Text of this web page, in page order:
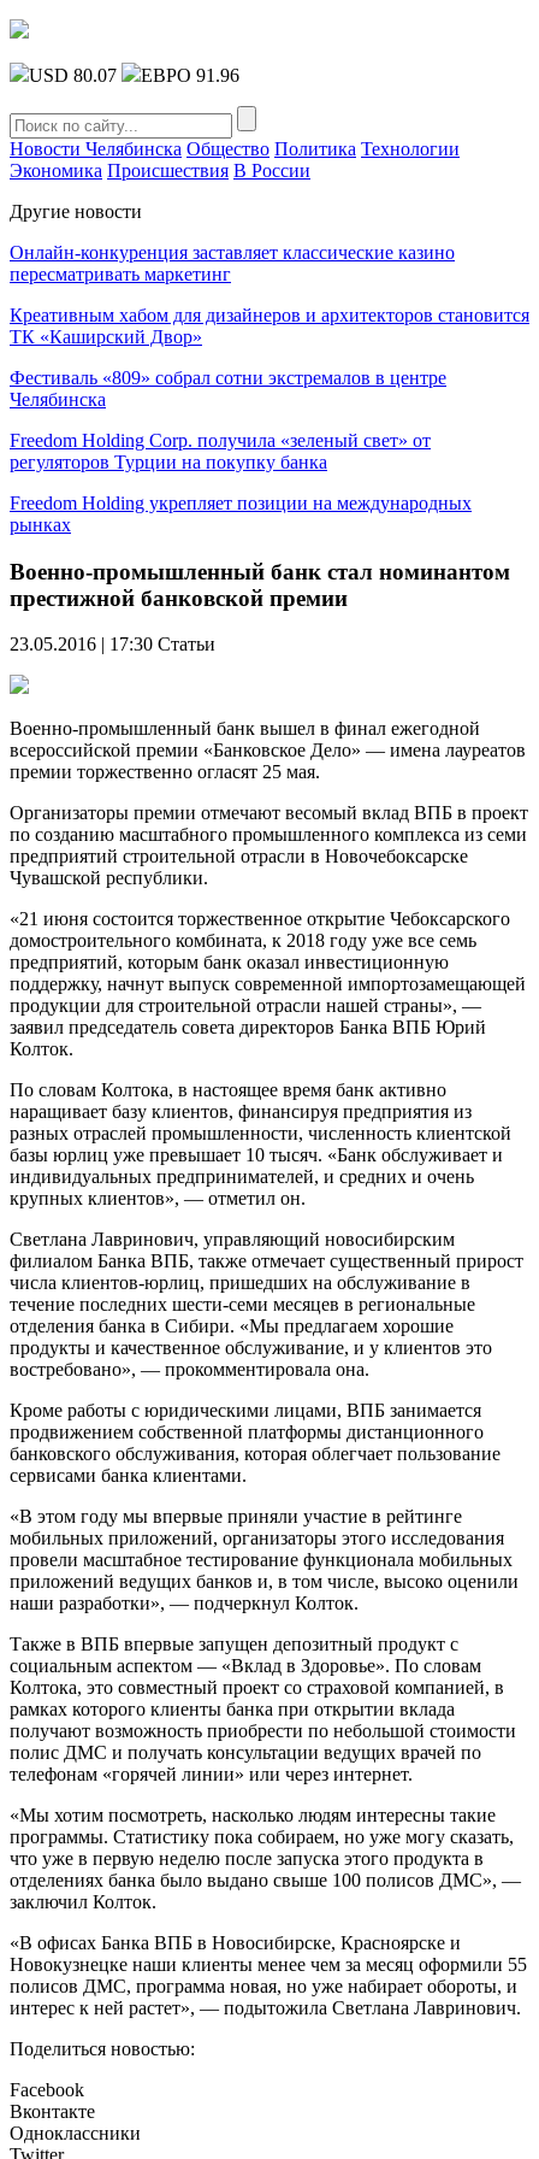
USD 80.07 ЕВРО 91.96
Новости Челябинска Общество Политика Технологии
Экономика Происшествия В России
Другие новости
Онлайн-конкуренция заставляет классические казино
пересматривать маркетинг
Креативным хабом для дизайнеров и архитекторов становится
ТК «Каширский Двор»
Фестиваль «809» собрал сотни экстремалов в центре
Челябинска
Freedom Holding Corp. получила «зеленый свет» от
регуляторов Турции на покупку банка
Freedom Holding укрепляет позиции на международных
рынках
Военно-промышленный банк стал номинантом
престижной банковской премии
23.05.2016 | 17:30 Статьи
Военно-промышленный банк вышел в финал ежегодной
всероссийской премии «Банковское Дело» — имена лауреатов
премии торжественно огласят 25 мая.
Организаторы премии отмечают весомый вклад ВПБ в проект
по созданию масштабного промышленного комплекса из семи
предприятий строительной отрасли в Новочебоксарске
Чувашской республики.
«21 июня состоится торжественное открытие Чебоксарского
домостроительного комбината, к 2018 году уже все семь
предприятий, которым банк оказал инвестиционную
поддержку, начнут выпуск современной импортозамещающей
продукции для строительной отрасли нашей страны», —
заявил председатель совета директоров Банка ВПБ Юрий
Колток.
По словам Колтока, в настоящее время банк активно
наращивает базу клиентов, финансируя предприятия из
разных отраслей промышленности, численность клиентской
базы юрлиц уже превышает 10 тысяч. «Банк обслуживает и
индивидуальных предпринимателей, и средних и очень
крупных клиентов», — отметил он.
Светлана Лавринович, управляющий новосибирским
филиалом Банка ВПБ, также отмечает существенный прирост
числа клиентов-юрлиц, пришедших на обслуживание в
течение последних шести-семи месяцев в региональные
отделения банка в Сибири. «Мы предлагаем хорошие
продукты и качественное обслуживание, и у клиентов это
востребовано», — прокомментировала она.
Кроме работы с юридическими лицами, ВПБ занимается
продвижением собственной платформы дистанционного
банковского обслуживания, которая облегчает пользование
сервисами банка клиентами.
«В этом году мы впервые приняли участие в рейтинге
мобильных приложений, организаторы этого исследования
провели масштабное тестирование функционала мобильных
приложений ведущих банков и, в том числе, высоко оценили
наши разработки», — подчеркнул Колток.
Также в ВПБ впервые запущен депозитный продукт с
социальным аспектом — «Вклад в Здоровье». По словам
Колтока, это совместный проект со страховой компанией, в
рамках которого клиенты банка при открытии вклада
получают возможность приобрести по небольшой стоимости
полис ДМС и получать консультации ведущих врачей по
телефонам «горячей линии» или через интернет.
«Мы хотим посмотреть, насколько людям интересны такие
программы. Статистику пока собираем, но уже могу сказать,
что уже в первую неделю после запуска этого продукта в
отделениях банка было выдано свыше 100 полисов ДМС», —
заключил Колток.
«В офисах Банка ВПБ в Новосибирске, Красноярске и
Новокузнецке наши клиенты менее чем за месяц оформили 55
полисов ДМС, программа новая, но уже набирает обороты, и
интерес к ней растет», — подытожила Светлана Лавринович.
Поделиться новостью:
Facebook
Вконтакте
Одноклассники